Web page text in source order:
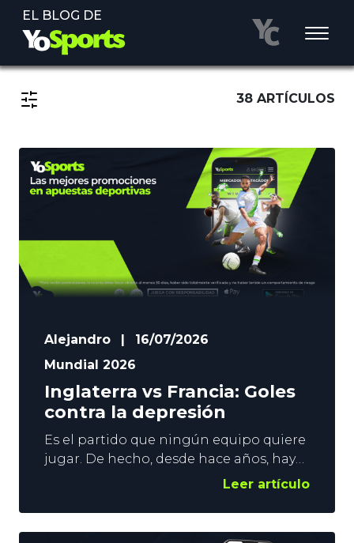
EL BLOG DE
38 ARTÍCULOS
Alejandro |
16/07/2026
Mundial 2026
Inglaterra vs Francia: Goles
contra la depresión
Es el partido que ningún equipo quiere
jugar. De hecho, desde hace años, hay
voces que abogan por su desaparición.
Consolación. Sin embargo, sigue
vigente y, no nos confundamos, estos
Leer artículo